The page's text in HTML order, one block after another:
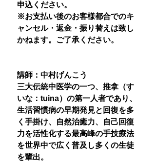
申込ください。
※お支払い後のお客様都合でのキ
ャンセル・返金・振り替えは致し
かねます。ご了承ください。
講師：中村げんこう
三大伝統中医学の一つ、推拿（す
いな：tuina）の第一人者であり、
生活習慣病の早期発見と回復を多
く手掛け、自然治癒力、自己回復
力を活性化する最高峰の手技療法
を世界中で広く普及し多くの生徒
を輩出。